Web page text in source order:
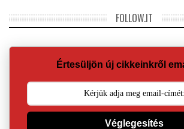
FOLLOW.IT
Értesüljön új cikkeinkről
Véglegesítés